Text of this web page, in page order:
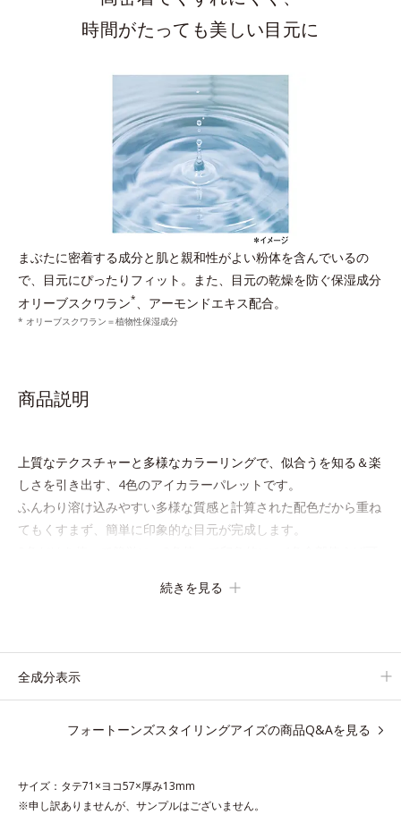
時間がたっても美しい目元に
まぶたに密着する成分と肌と親和性がよい粉体を含んでいるの
で、目元にぴったりフィット。また、目元の乾燥を防ぐ保湿成分
オリーブスクワラン* 、アーモンドエキス配合。
* オリーブスクワラン＝植物性保湿成分
商品説明
上質なテクスチャーと多様なカラーリングで、似合うを知る＆楽
しさを引き出す、4色のアイカラーパレットです。
ふんわり溶け込みやすい多様な質感と計算された配色だから重ね
てもくすまず、簡単に印象的な目元が完成します。
あなたらしさを引き立てる4つのレイヤーで、幾通りもの旬なア
合＝仕上がり向上粉体●高密着成分*2配合＝化粧持ち向上成分●高発
エキス配合＝植物性保湿成分●特殊コーティング処理パール*6配合
＊１ マイカ、ステアロイルグルタミン酸2Na、水酸化Al ＊２
続きを見る
全成分表示
フォートーンズスタイリングアイズの商品Q&Aを見る
サイズ：タテ71×ヨコ57×厚み13mm
※申し訳ありませんが、サンプルはございません。